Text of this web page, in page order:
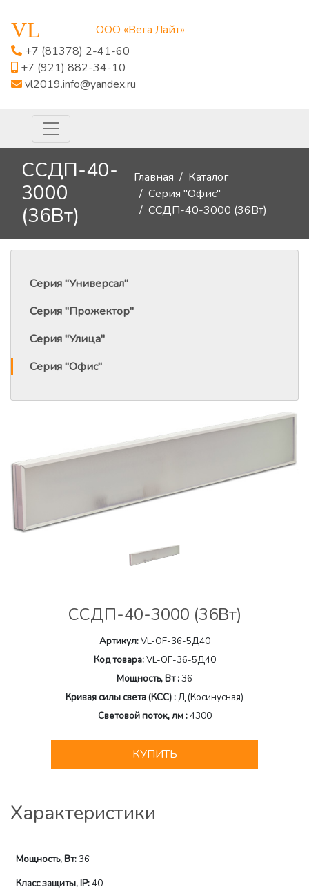
VL
ООО «Вега Лайт»
+7 (81378) 2-41-60
+7 (921) 882-34-10
vl2019.info@yandex.ru
ССДП-40-
3000
(36Вт)
Главная
Каталог
Серия "Офис"
ССДП-40-3000 (36Вт)
Серия "Универсал"
Серия "Прожектор"
Серия "Улица"
Серия "Офис"
ССДП-40-3000 (36Вт)
Артикул:VL-OF-36-5Д40
Код товара:VL-OF-36-5Д40
Мощность, Вт :36
Кривая силы света (КСС) :Д (Косинусная)
Световой поток, лм :4300
КУПИТЬ
Характеристики
Мощность, Вт:36
Класс защиты, IP:40